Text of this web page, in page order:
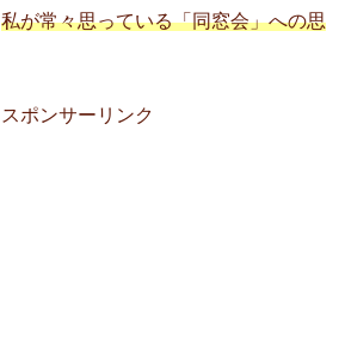
私が常々思っている「同窓会」への思
スポンサーリンク